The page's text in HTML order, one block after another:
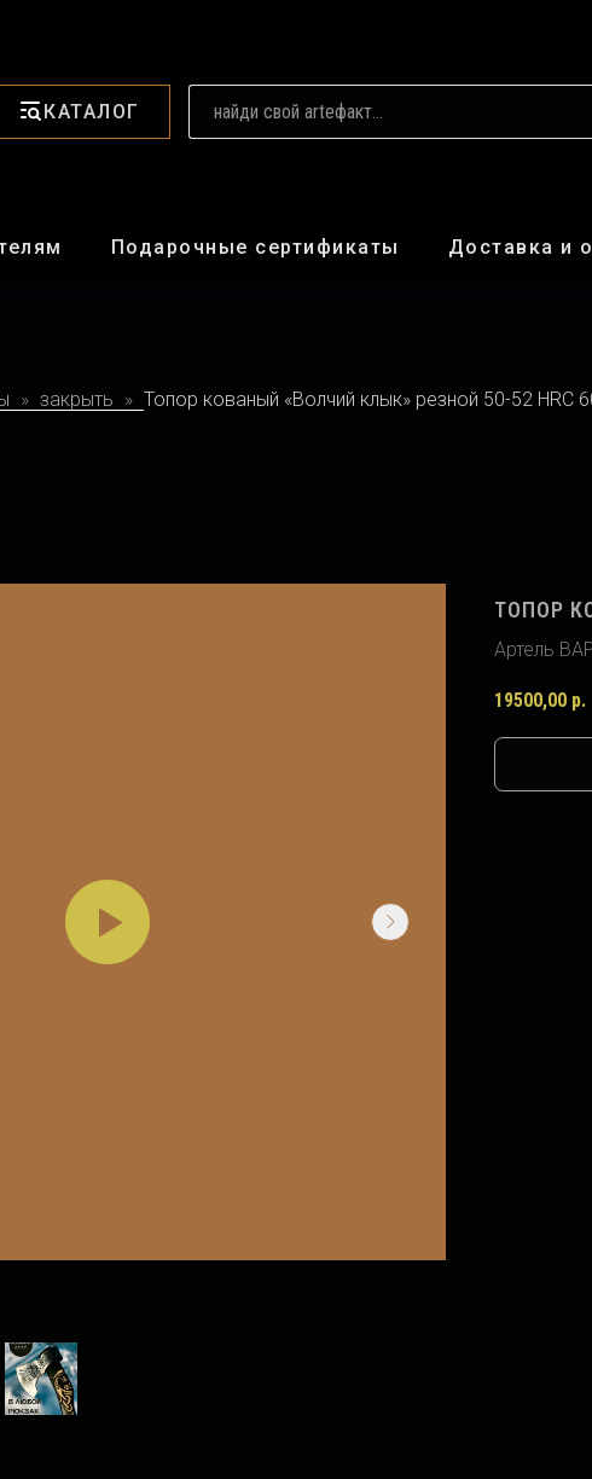
КАТАЛОГ
Подарочные сертификаты Доставка и
закрыть Топор кованый «Волчий клык» резной 50-52 HRC
ТОПОР
Артель
19500,00 р.